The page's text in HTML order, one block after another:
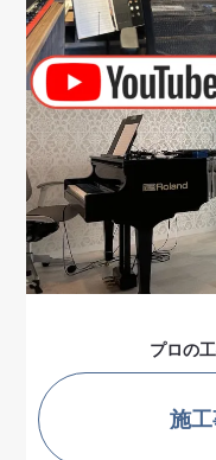
プロの
施